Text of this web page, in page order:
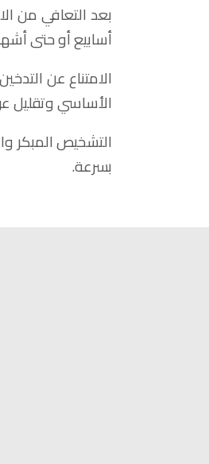
بعد التعافي من
أسابيع أو حتى
الامتناع عن
الأساسي وتقليل
التشخيص المبكر
بسرعة.